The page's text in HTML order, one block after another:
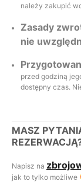
należy zakupić
Zasady
nie
przed godziną
dostępny czas.
MASZ
Napisz na
jak to tylko możliwe